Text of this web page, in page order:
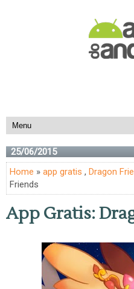
25/06/2015
Home » app gratis , Dragon
Friends
App Gratis: